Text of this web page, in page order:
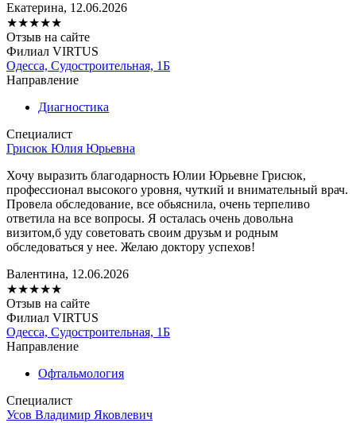
Екатерина, 12.06.2026
★★★★★
Отзыв на сайте
Филиал VIRTUS
Одесса, Судостроительная, 1Б
Направление
Диагностика
Специалист
Грисюк Юлия Юрьевна
Хочу выразить благодарность Юлии Юрьевне Грисюк,
профессионал высокого уровня, чуткий и внимательный врач.
Провела обследование, все обьяснила, очень терпеливо
ответила на все вопросы. Я осталась очень довольна
визитом,б уду советовать своим друзьм и родным
обследоваться у нее. Желаю доктору успехов!
Валентина, 12.06.2026
★★★★★
Отзыв на сайте
Филиал VIRTUS
Одесса, Судостроительная, 1Б
Направление
Офтальмология
Специалист
Усов Владимир Яковлевич